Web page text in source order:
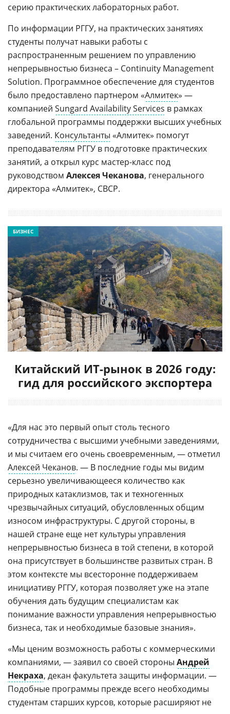
серию практических лабораторных работ.
По информации РГГУ, на практических занятиях
студенты получат навыки работы с
распространенным решением по управлению
непрерывностью бизнеса – Continuity Management
Solution. Программное обеспечение для студентов
было предоставлено партнером «Алмитек» —
компанией Sungard Availability Services в рамках
глобальной программы поддержки высших учебных
заведений. Консультанты «Алмитек» помогут
преподавателям РГГУ в подготовке практических
занятий, а открыл курс мастер-класс под
руководством Алексея Чеканова, генерального
директора «Алмитек», CBCP.
Китайский ИТ-рынок в 2026 году:
гид для российского экспортера
БИЗНЕС
«Для нас это первый опыт столь тесного
сотрудничества с высшими учебными заведениями,
и мы считаем его очень своевременным, — отметил
Алексей Чеканов. — В последние годы мы видим
серьезно увеличивающееся количество как
природных катаклизмов, так и техногенных
чрезвычайных ситуаций, обусловленных общим
износом инфраструктуры. С другой стороны, в
нашей стране еще нет культуры управления
непрерывностью бизнеса в той степени, в которой
она присутствует в большинстве развитых стран. В
этом контексте мы всесторонне поддерживаем
инициативу РГГУ, которая позволяет уже на этапе
обучения дать будущим специалистам как
понимание важности управления непрерывностью
бизнеса, так и необходимые базовые знания».
«Мы ценим возможность работы с коммерческими
компаниями, — заявил со своей стороны Андрей
Некраха, декан факультета защиты информации. —
Подобные программы прежде всего необходимы
студентам старших курсов, которые расширяют не